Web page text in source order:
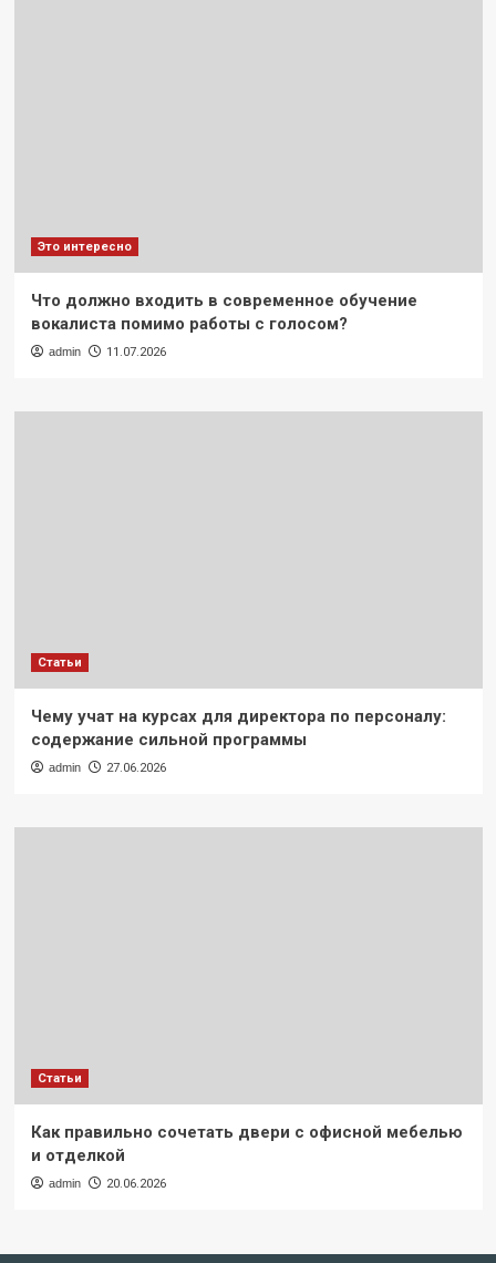
Это интересно
Что должно входить в современное обучение
вокалиста помимо работы с голосом?
admin 11.07.2026
Статьи
Чему учат на курсах для директора по персоналу:
содержание сильной программы
admin 27.06.2026
Статьи
Как правильно сочетать двери с офисной мебелью
и отделкой
admin 20.06.2026